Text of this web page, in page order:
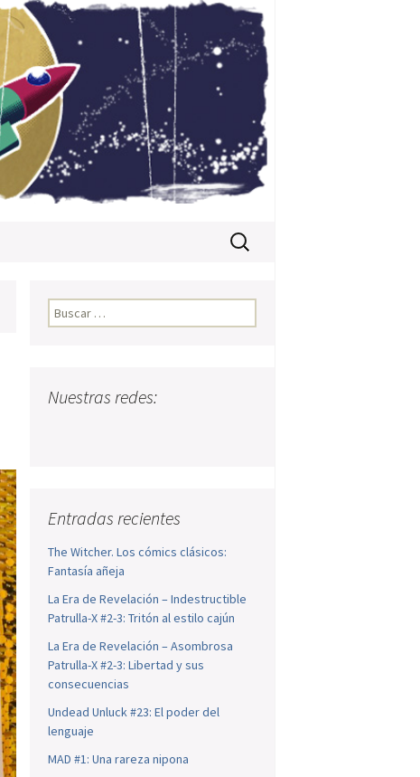
Buscar:
Buscar:
Nuestras redes:
Entradas recientes
The Witcher. Los cómics clásicos:
Fantasía añeja
La Era de Revelación – Indestructible
Patrulla-X #2-3: Tritón al estilo cajún
La Era de Revelación – Asombrosa
Patrulla-X #2-3: Libertad y sus
consecuencias
Undead Unluck #23: El poder del
lenguaje
MAD #1: Una rareza nipona